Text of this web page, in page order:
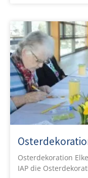
Osterdekoration
IAP die